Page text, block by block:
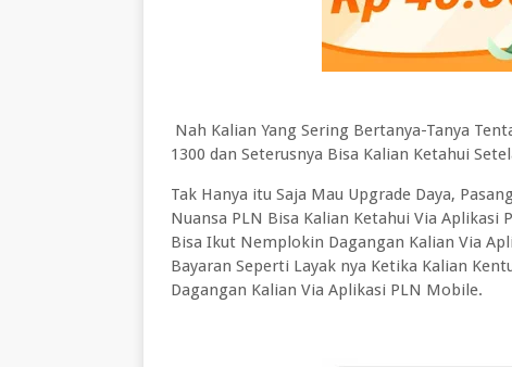
Nah Kalian Yang Sering Bertanya-Tanya
1300 dan Seterusnya Bisa Kalian Ketahui
Tak Hanya itu Saja Mau Upgrade Daya,
Nuansa PLN Bisa Kalian Ketahui Via Aplikasi
Bisa Ikut Nemplokin Dagangan Kalian Via
Bayaran Seperti Layak nya Ketika Kalian
Dagangan Kalian Via Aplikasi PLN Mobile.